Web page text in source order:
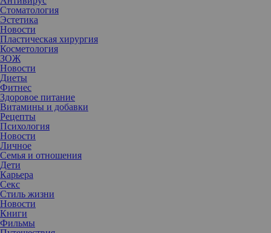
Стоматология
Эстетика
Новости
Пластическая хирургия
Косметология
ЗОЖ
Новости
Диеты
Фитнес
Здоровое питание
Витамины и добавки
Рецепты
Психология
Новости
Личное
Семья и отношения
Дети
Карьера
Секс
Стиль жизни
Новости
Книги
Фильмы